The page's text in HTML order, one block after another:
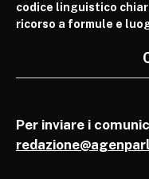
codice linguistico
ricorso a formule e
Per inviare i